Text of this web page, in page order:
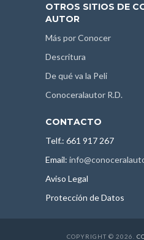
OTROS SITIOS DE
AUTOR
Más por Conocer
Descritura
De qué va la Peli
Conoceralautor R.D.
CONTACTO
Telf.: 661 917 267
Email:
Aviso Legal
Protección de Datos
COPYRIGHT © 2026.